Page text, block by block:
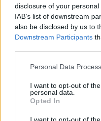
disclosure of your
IAB’s list of downstream
also be disclosed by us to
Downstream Participants
Personal Data
I want to opt-out of
personal data.
Opted In
I want to opt-out of